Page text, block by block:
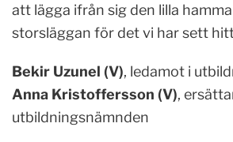
att lägga ifrån sig den lilla
storsläggan för det vi har sett
Bekir Uzunel (V), ledamot i
Anna Kristoffersson (V),
utbildningsnämnden